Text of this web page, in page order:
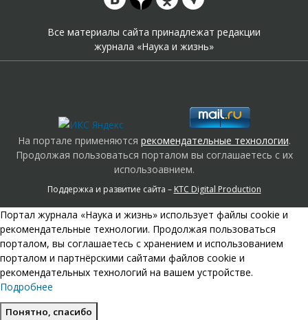
Все материалы сайта принадлежат редакции
журнала «Наука и жизнь»
На портале применяются рекомендательные технологии.
Продолжая пользоваться порталом вы соглашаетесь с их
использоавнием.
Поддержка и развитие сайта – KTC Digital Production
Портал журнала «Наука и жизнь» использует файлы cookie и
рекомендательные технологии. Продолжая пользоваться
порталом, вы соглашаетесь с хранением и использованием
порталом и партнёрскими сайтами файлов cookie и
рекомендательных технологий на вашем устройстве.
Подробнее
Понятно, спасибо